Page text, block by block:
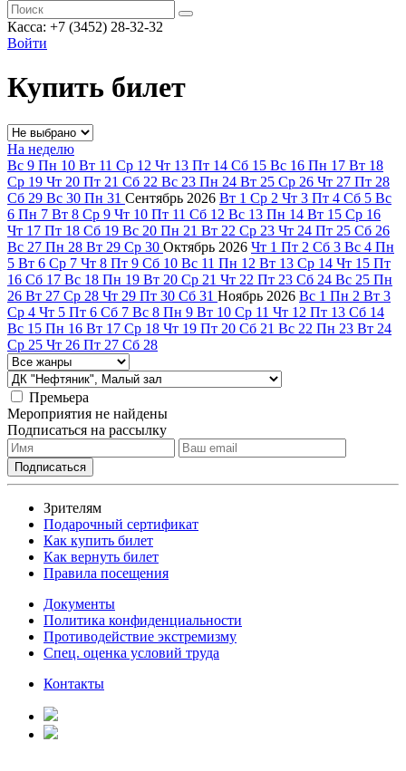
Касса: +7 (3452) 28-32-32
Войти
Купить билет
На неделю
Вс 9 Пн 10 Вт 11 Ср 12 Чт 13 Пт 14 Сб 15 Вс 16 Пн 17 Вт 18
Ср 19 Чт 20 Пт 21 Сб 22 Вс 23 Пн 24 Вт 25 Ср 26 Чт 27 Пт 28
Сб 29 Вс 30 Пн 31 Сентябрь 2026 Вт 1 Ср 2 Чт 3 Пт 4 Сб 5 Вс
6 Пн 7 Вт 8 Ср 9 Чт 10 Пт 11 Сб 12 Вс 13 Пн 14 Вт 15 Ср 16
Чт 17 Пт 18 Сб 19 Вс 20 Пн 21 Вт 22 Ср 23 Чт 24 Пт 25 Сб 26
Вс 27 Пн 28 Вт 29 Ср 30 Октябрь 2026 Чт 1 Пт 2 Сб 3 Вс 4 Пн
5 Вт 6 Ср 7 Чт 8 Пт 9 Сб 10 Вс 11 Пн 12 Вт 13 Ср 14 Чт 15 Пт
16 Сб 17 Вс 18 Пн 19 Вт 20 Ср 21 Чт 22 Пт 23 Сб 24 Вс 25 Пн
26 Вт 27 Ср 28 Чт 29 Пт 30 Сб 31 Ноябрь 2026 Вс 1 Пн 2 Вт 3
Ср 4 Чт 5 Пт 6 Сб 7 Вс 8 Пн 9 Вт 10 Ср 11 Чт 12 Пт 13 Сб 14
Вс 15 Пн 16 Вт 17 Ср 18 Чт 19 Пт 20 Сб 21 Вс 22 Пн 23 Вт 24
Ср 25 Чт 26 Пт 27 Сб 28
Премьера
Мероприятия не найдены
Подписаться на рассылку
Зрителям
Подарочный сертификат
Как купить билет
Как вернуть билет
Правила посещения
Документы
Политика конфиденциальности
Противодействие экстремизму
Спец. оценка условий труда
Контакты